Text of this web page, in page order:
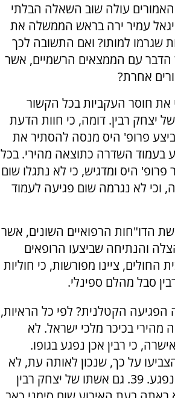
האמורים עולה שוב השאלה הבלתי
עמיר ירה בראש הממשלה את
שגרמו למותו? ואם התשובה לכך
הדבר עם הממצאים הרשמיים, אשר
אחרת?
את חוסר העקביות בכל הקשור
יצחק רבין. דומה, כי חוות הדעת
פרופ' היס מנסה להסתיר את
בעמוד השדרה כתוצאה מהירי. בכל
פרופ' היס ומדגיש, כי לא נתגלו שום
וכי לא נגרמה שום פגיעה לעמוד
הדו"חות הרפואיים השונים, אשר
והנתיחה שביצעו הרופאים
החולים, ציינו מפורשות, כי חוליות
הפגיעה הקטלנית? לפי כל הראיות,
מהירי בכיכר מלכי ישראל. לא
כי רבין אכן נפגע בגופו.
על כך, שנכון לאותה עת, לא
היה ספק כי רבין לא נפגע. 39. גם אשתו של יצחק רבין